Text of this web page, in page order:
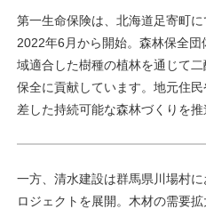
第一生命保険は、北海道足寄町
2022年6月から開始。森林保全
域適合した樹種の植林を通じて
保全に貢献しています。地元住
差した持続可能な森林づくりを推
一方、清水建設は群馬県川場村
ロジェクトを展開。木材の需要